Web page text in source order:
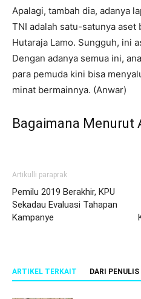
Apalagi, tambah dia, adanya
TNI adalah satu-satunya aset
Hutaraja Lamo. Sungguh, ini
Dengan adanya semua ini,
para pemuda kini bisa
minat bermainnya. (Anwar)
Bagaimana Menurut
Artikulli paraprak
Pemilu 2019 Berakhir, KPU
Sekadau Evaluasi Tahapan
Kampanye
ARTIKEL TERKAIT DARI PENULIS